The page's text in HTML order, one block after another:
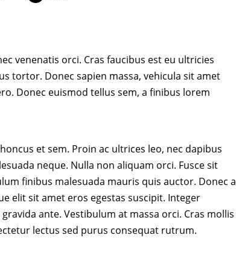
venenatis orci. Cras faucibus est eu ultricies
tortor. Donec sapien massa, vehicula sit amet
Donec euismod tellus sem, a finibus lorem
et sem. Proin ac ultrices leo, nec dapibus
neque. Nulla non aliquam orci. Fusce sit
finibus malesuada mauris quis auctor. Donec a
elit sit amet eros egestas suscipit. Integer
ante. Vestibulum at massa orci. Cras mollis
lectus sed purus consequat rutrum.